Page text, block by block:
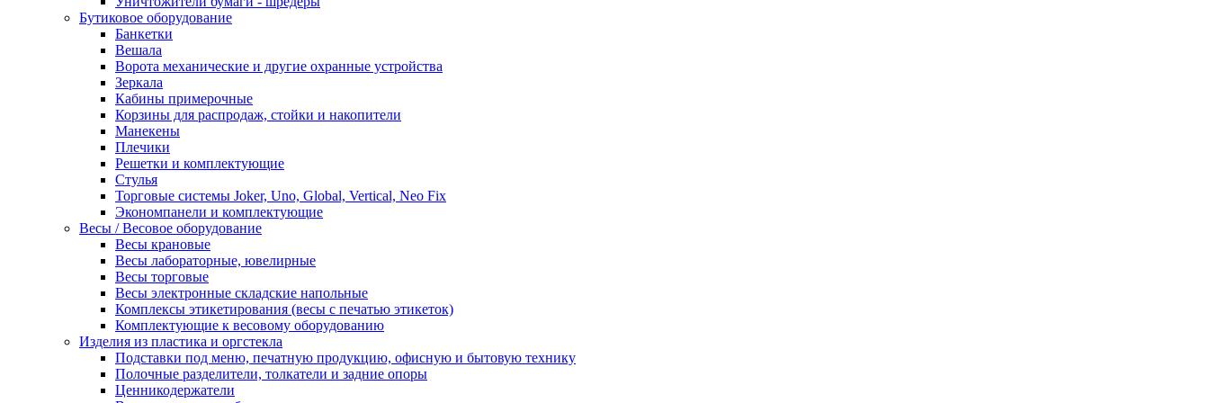
Бутиковое оборудование
Банкетки
Вешала
Ворота механические и другие охранные устройства
Зеркала
Кабины примерочные
Корзины для распродаж, стойки и накопители
Манекены
Плечики
Решетки и комплектующие
Стулья
Торговые системы Joker, Uno, Global, Vertical, Neo Fix
Экономпанели и комплектующие
Весы / Весовое оборудование
Весы крановые
Весы лабораторные, ювелирные
Весы торговые
Весы электронные складские напольные
Комплексы этикетирования (весы с печатью этикеток)
Комплектующие к весовому оборудованию
Изделия из пластика и оргстекла
Подставки под меню, печатную продукцию, офисную и бытовую технику
Полочные разделители, толкатели и задние опоры
Ценникодержатели